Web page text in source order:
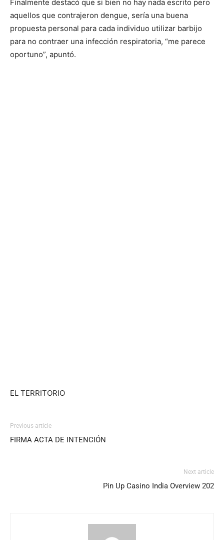
Finalmente destacó que si bien no hay nada escrito pero
aquellos que contrajeron dengue, sería una buena
propuesta personal para cada individuo utilizar barbijo
para no contraer una infección respiratoria, “me parece
oportuno”, apuntó.
EL TERRITORIO
Previous article
FIRMA ACTA DE INTENCIÓN
Next article
Pin Up Casino India Overview 202